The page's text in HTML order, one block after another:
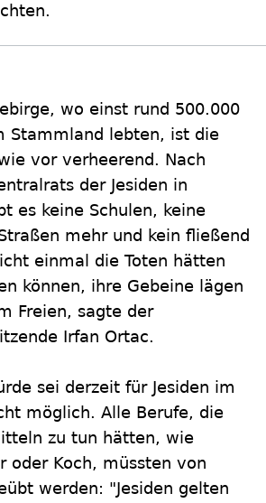
wo einst rund 500.000
Stammland lebten, ist die
vor verheerend. Nach
der Jesiden in
es keine Schulen, keine
mehr und kein fließend
einmal die Toten hätten
können, ihre Gebeine lägen
Freien, sagte der
Irfan Ortac.
sei derzeit für Jesiden im
möglich. Alle Berufe, die
zu tun hätten, wie
oder Koch, müssten von
werden: "Jesiden gelten